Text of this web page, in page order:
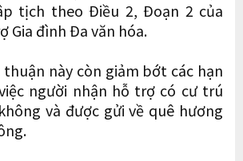
tịch theo Điều 2, Đoạn 2 của
Gia đình Đa văn hóa.
thuận này còn giảm bớt các hạn
người nhận hỗ trợ có cư trú
và được gửi về quê hương